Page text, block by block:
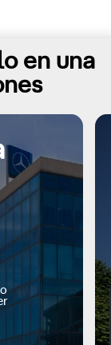
en una